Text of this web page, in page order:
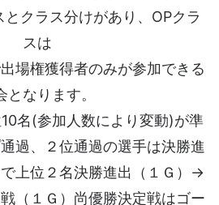
クラス分けがあり、OPクラ
スは
場権獲得者のみが参加できる
となります。
名(参加人数により変動)が準
過、２位通過の選手は決勝進
上位２名決勝進出（１Ｇ）→
（１Ｇ）尚優勝決定戦はゴー